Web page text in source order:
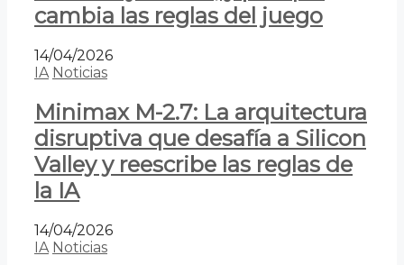
cambia las reglas del juego
14/04/2026
IA Noticias
Minimax M-2.7: La arquitectura
disruptiva que desafía a Silicon
Valley y reescribe las reglas de
la IA
14/04/2026
IA Noticias